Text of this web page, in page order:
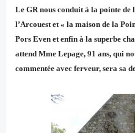
Le GR nous conduit à la pointe de
l’Arcouest et « la maison de la
Pors Even et enfin à la superbe
attend Mme Lepage, 91 ans, qui
commentée avec ferveur, sera sa